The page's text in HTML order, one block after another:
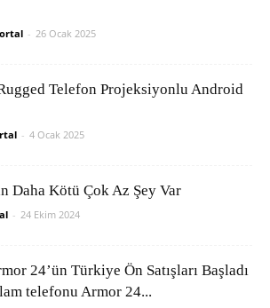
- 26 Ocak 2025
Telefon Projeksiyonlu Android
- 4 Ocak 2025
Daha Kötü Çok Az Şey Var
- 24 Ekim 2024
24’ün Türkiye Ön Satışları Başladı
telefonu Armor 24...